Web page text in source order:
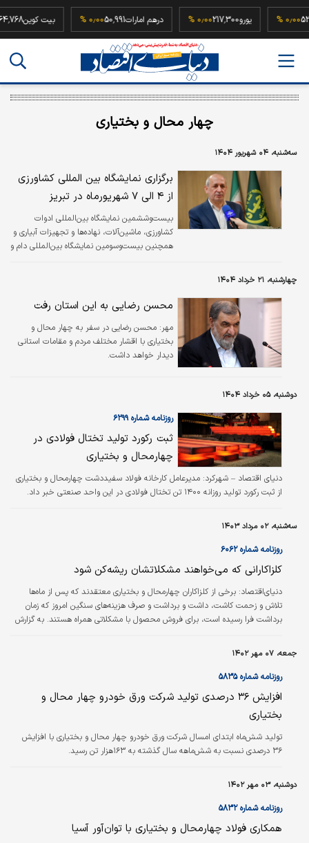
۰٫۰۰ % یورو217,300۰٫۰۰ % درهم امارات50,991۰٫۰۰ % بیت کوین
چهار محال و بختیاری
سه‌شنبه، ۰۴ شهریور ۱۴۰۴
برگزاری نمایشگاه بین المللی کشاورزی
از ۴ الی ۷ شهریورماه در تبریز
بیست‌وششمین نمایشگاه بین‌المللی ادوات
کشاورزی، ماشین‌آلات، نهاده‌ها و تجهیزات آبیاری و
همچنین بیست‌وسومین نمایشگاه بین‌المللی دام و
چهارشنبه، ۲۱ خرداد ۱۴۰۴
محسن رضایی به این استان رفت
مهر: محسن رضایی در سفر به چهار محال و
بختیاری با اقشار مختلف مردم و مقامات استانی
دیدار خواهد داشت.
دوشنبه، ۰۵ خرداد ۱۴۰۴
روزنامه شماره ۶۲۹۹
ثبت رکورد تولید تختال فولادی در
چهارمحال و بختیاری
دنیای اقتصاد – شهر‌کرد: مدیرعامل کارخانه فولاد سفیددشت چهار‌محال و بختیاری
از ثبت رکورد تولید روزانه ۱۴۰۰ تن تختال فولادی در این واحد صنعتی خبر داد.
سه‌شنبه، ۰۲ مرداد ۱۴۰۳
روزنامه شماره ۶۰۶۲
کلزاکارانی که می‌‌‌خواهند مشکلاتشان ریشه‌کن شود
دنیای‌اقتصاد: برخی از کلزاکاران چهار‌محال و بختیاری معتقدند که پس از ماه‌‌‌ها
تلاش و زحمت کاشت، داشت و برداشت و صرف هزینه‌‌‌های سنگین امروز که زمان
برداشت فرا رسیده است، برای فروش محصول با مشکلاتی همراه هستند. به گزارش
و کاهش وابستگی به واردات روغن، کاشت دانه روغنی کلزا به عنوان محصول راهبردی
(استراتژیک) در دستور کار دولت قرار دارد. جمعی از کارشناسان معتقدند از بین
دانه‌‌‌های روغنی؛ کلزا به دلیل خاصیت سازگاری با محیط، نیاز آبی…
جمعه، ۰۷ مهر ۱۴۰۲
روزنامه شماره ۵۸۳۵
افزایش ۳۶ درصدی تولید شرکت ورق خودرو چهار محال و
بختیاری
تولید شش‌ماه ابتدای امسال شرکت ورق خودرو چهار محال و بختیاری با افزایش
۳۶ درصدی نسبت به شش‌ماهه سال گذشته به ۱۶۳‌هزار تن رسید.
دوشنبه، ۰۳ مهر ۱۴۰۲
روزنامه شماره ۵۸۳۲
همکاری فولاد چهارمحال و بختیاری با توان‏‏‌آور آسیا